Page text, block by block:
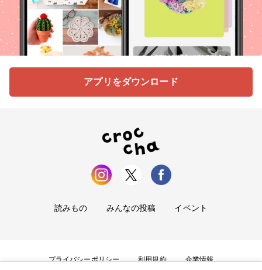
アプリをダウンロード
読みもの みんなの投稿 イベント
プライバシーポリシー 利用規約 企業情報